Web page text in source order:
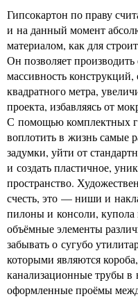
Гипсокартон по праву
и на данный момент
материалом, как для
Он позволяет
массивность
квадратного метра,
проекта, избавляясь от
С помощью комплектных
воплотить в жизнь самые
задумки, уйти от
и создать пластичное,
пространство.
счесть, это — ниши и
пилоны и консоли, купола
объёмные элементы
забывать о сугубо
которыми являются
канализационные трубы в
оформленные проёмы